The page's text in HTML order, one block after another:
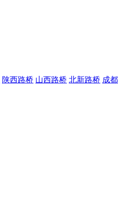
陕西路桥 山西路桥 北新路桥 成